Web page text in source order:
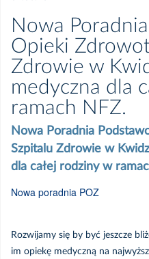
2026
Czerwiec
Kwiecień
Marzec
Luty
2025
Nowa
Opieki
Zdrowie w
medyczna dla
ramach NFZ.
Nowa Poradnia
Szpitalu Zdrowie w
dla całej rodziny w
Nowa poradnia POZ
Rozwijamy się by być jeszcze
im opiekę medyczną na